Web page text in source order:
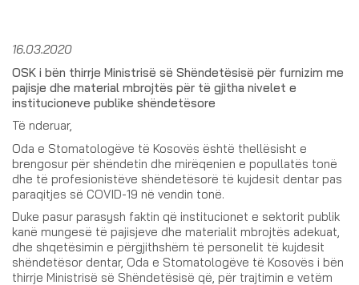
16.03.2020
OSK i bën thirrje Ministrisë së Shëndetësisë për furnizim me
pajisje dhe material mbrojtës për të gjitha nivelet e
institucioneve publike shëndetësore
Të nderuar,
Oda e Stomatologëve të Kosovës është thellësisht e
brengosur për shëndetin dhe mirëqenien e popullatës tonë
dhe të profesionistëve shëndetësorë të kujdesit dentar pas
paraqitjes së COVID-19 në vendin tonë.
Duke pasur parasysh faktin që institucionet e sektorit publik
kanë mungesë të pajisjeve dhe materialit mbrojtës adekuat,
dhe shqetësimin e përgjithshëm të personelit të kujdesit
shëndetësor dentar, Oda e Stomatologëve të Kosovës i bën
thirrje Ministrisë së Shëndetësisë që, për trajtimin e vetëm